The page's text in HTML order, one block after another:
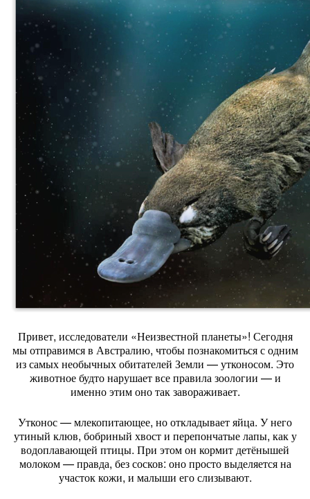
Привет, исследователи «Неизвестной планеты»! Сегодня
мыотправимсяв Австралию, чтобыпознакомитьсясодним
изсамыхнеобычныхобитателей Земли — утконосом. Это
животноебудтонарушаетвсеправилазоологии — и
именноэтимонотакзавораживает.
Утконос— млекопитающее, нооткладываетяйца. Унего
утиный клюв, бобриный хвости перепончатыелапы, каку
водоплавающей птицы. При этомон кормитдетёнышей
молоком— правда, безсосков: онопростовыделяетсяна
участоккожи, и малыши егослизывают.